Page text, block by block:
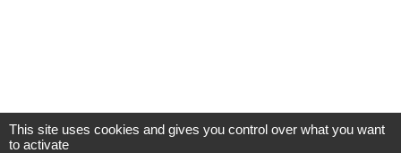
et de 13h00 à 16h00
This site uses cookies and gives you control over what you want
to activate